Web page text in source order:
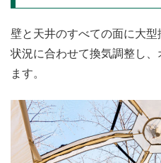
壁と天井のすべての面に大型
状況に合わせて換気調整し
ます。